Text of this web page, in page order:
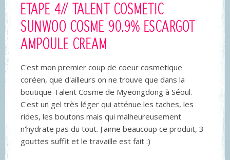
ETAPE 4// TALENT COSMETIC
SUNWOO COSME 90.9% ESCARGOT
AMPOULE CREAM
C'est mon premier coup de coeur cosmetique
coréen, que d'ailleurs on ne trouve que dans la
boutique Talent Cosme de Myeongdong à Séoul.
C'est un gel très léger qui atténue les taches, les
rides, les boutons mais qui malheureusement
n'hydrate pas du tout. J'aime beaucoup ce produit, 3
gouttes suffit et le travaille est fait :)